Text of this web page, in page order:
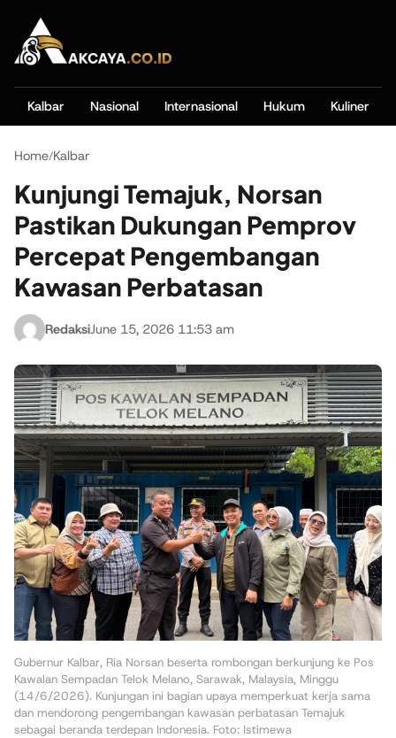
Kalbar Nasional Internasional Hukum Kuliner
Home/Kalbar
Kunjungi Temajuk, Norsan
Pastikan Dukungan Pemprov
Percepat Pengembangan
Kawasan Perbatasan
RedaksiJune 15, 2026 11:53 am
Gubernur Kalbar, Ria Norsan beserta rombongan berkunjung ke Pos
Kawalan Sempadan Telok Melano, Sarawak, Malaysia, Minggu
(14/6/2026). Kunjungan ini bagian upaya memperkuat kerja sama
dan mendorong pengembangan kawasan perbatasan Temajuk
sebagai beranda terdepan Indonesia. Foto: Istimewa